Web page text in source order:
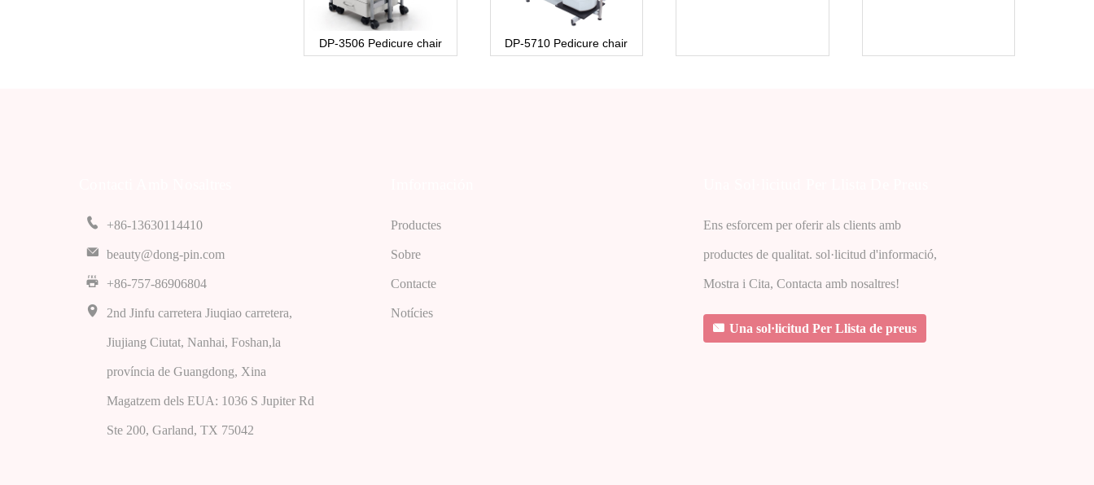
DP-3506 Pedicure chair DP-5710 Pedicure chair
+86-13630114410
beauty@dong-pin.com
+86-757-86906804
2nd Jinfu carretera Jiuqiao carretera,
Jiujiang Ciutat, Nanhai, Foshan,la
província de Guangdong, Xina
Magatzem dels EUA: 1036 S Jupiter Rd
Ste 200, Garland, TX 75042
Productes
Sobre
Contacte
Notícies
Ens esforcem per oferir als clients amb
productes de qualitat. sol·licitud d'informació,
Mostra i Cita, Contacta amb nosaltres!
Una sol·licitud Per Llista de preus